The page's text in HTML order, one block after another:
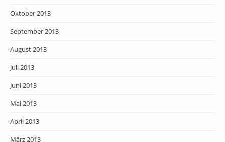
Oktober 2013
September 2013
August 2013
Juli 2013
Juni 2013
Mai 2013
April 2013
März 2013